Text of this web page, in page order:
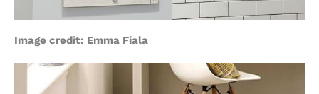
Image credit: Emma Fiala